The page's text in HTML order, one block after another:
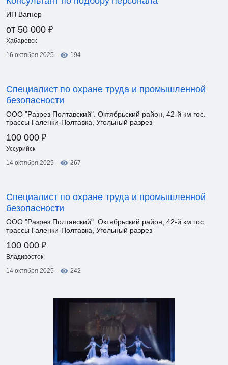
ИП Вагнер
от 50 000 ₽
Хабаровск
16 октября 2025
194
Специалист по охране труда и промышленной
безопасности
ООО "Разрез Полтавский". Октябрьский район, 42-й км гос.
трассы Галенки-Полтавка, Угольный разрез
100 000 ₽
Уссурийск
14 октября 2025
267
Специалист по охране труда и промышленной
безопасности
ООО "Разрез Полтавский". Октябрьский район, 42-й км гос.
трассы Галенки-Полтавка, Угольный разрез
100 000 ₽
Владивосток
14 октября 2025
242